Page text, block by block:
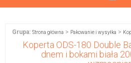
Grupa: Strona główna > Pakowanie i wysyłka >
Koperta ODS-180 Double
dnem i bokami biała